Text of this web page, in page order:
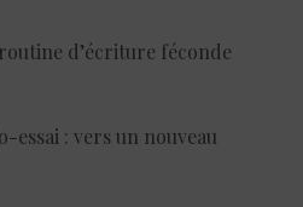
d’écriture féconde
essai : vers un nouveau